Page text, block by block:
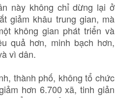
này không chỉ dừng lại ở
giảm khâu trung gian, mà
không gian phát triển và
quả hơn, minh bạch hơn,
vì dân.
thành phố, không tổ chức
hơn 6.700 xã, tinh giản